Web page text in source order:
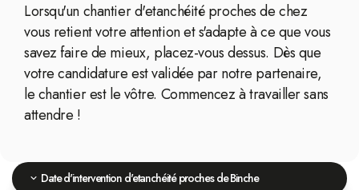
Lorsqu'un chantier d'etanchéité proches de chez
vous retient votre attention et s'adapte à ce que vous
savez faire de mieux, placez-vous dessus. Dès que
votre candidature est validée par notre partenaire,
le chantier est le vôtre. Commencez à travailler sans
attendre !
Date d'intervention d'etanchéité proches de Binche